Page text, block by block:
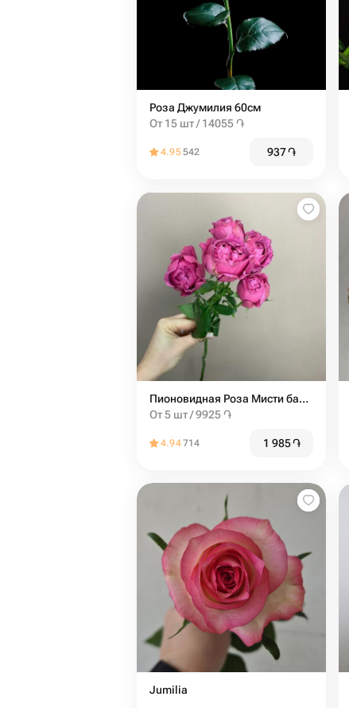
Роза Джумилия 60см
От 15 шт / 14055 ֏
4.95542 937֏
Пионовидная Роза Мисти баблс от 5шт
От 5 шт / 9925 ֏
4.94714 1 985֏
Jumilia